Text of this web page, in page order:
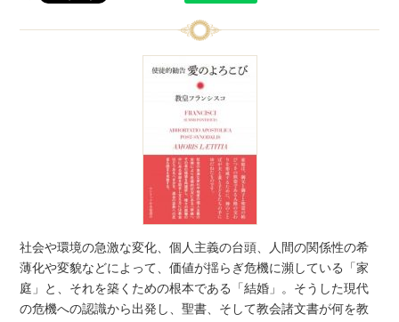
社会や環境の急激な変化、個人主義の台頭、人間の関係性の希
薄化や変貌などによって、価値が揺らぎ危機に瀕している「家
庭」と、それを築くための根本である「結婚」。そうした現代
の危機への認識から出発し、聖書、そして教会諸文書が何を教